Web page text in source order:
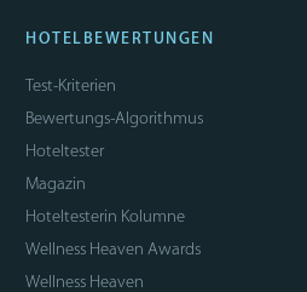
HOTELBEWERTUNGEN
Test-Kriterien
Bewertungs-Algorithmus
Hoteltester
Magazin
Hoteltesterin Kolumne
Wellness Heaven Awards
Wellness Heaven